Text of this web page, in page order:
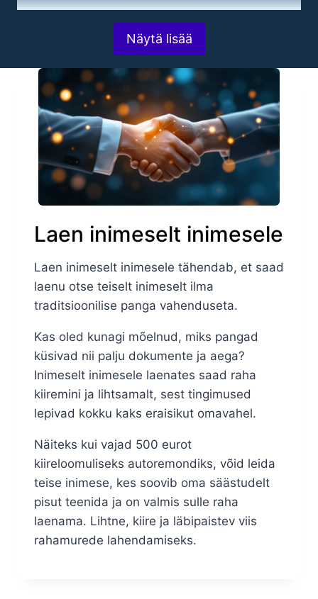
Näytä lisää
Laen inimeselt inimesele
Laen inimeselt inimesele tähendab, et saad
laenu otse teiselt inimeselt ilma
traditsioonilise panga vahenduseta.
Kas oled kunagi mõelnud, miks pangad
küsivad nii palju dokumente ja aega?
Inimeselt inimesele laenates saad raha
kiiremini ja lihtsamalt, sest tingimused
lepivad kokku kaks eraisikut omavahel.
Näiteks kui vajad 500 eurot
kiireloomuliseks autoremondiks, võid leida
teise inimese, kes soovib oma säästudelt
pisut teenida ja on valmis sulle raha
laenama. Lihtne, kiire ja läbipaistev viis
rahamurede lahendamiseks.